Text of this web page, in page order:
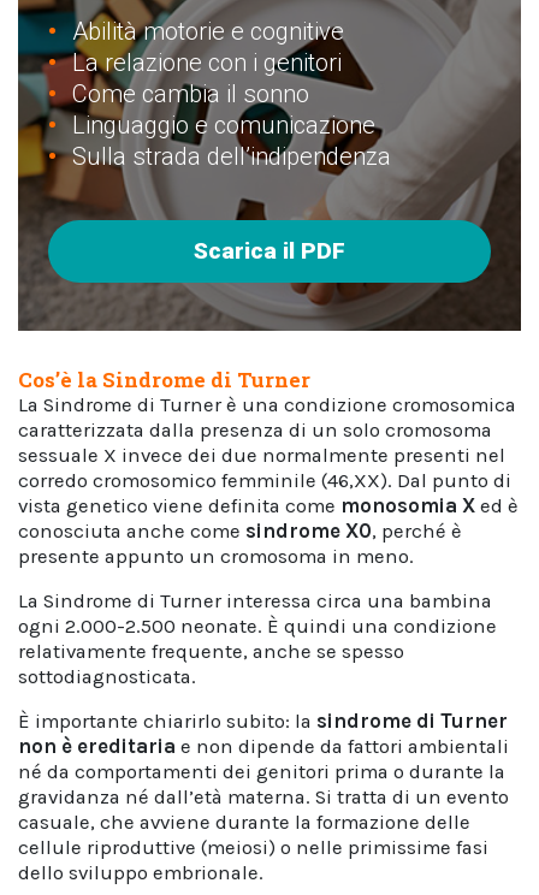
Abilità motorie e cognitive
La relazione con i genitori
Come cambia il sonno
Linguaggio e comunicazione
Sulla strada dell’indipendenza
Scarica il PDF
Cos’è la Sindrome di Turner
La Sindrome di Turner è una condizione cromosomica
caratterizzata dalla presenza di un solo cromosoma
sessuale X invece dei due normalmente presenti nel
corredo cromosomico femminile (46,XX). Dal punto di
vista genetico viene definita come monosomia X ed è
conosciuta anche come sindrome X0, perché è
presente appunto un cromosoma in meno.
La Sindrome di Turner interessa circa una bambina
ogni 2.000-2.500 neonate. È quindi una condizione
relativamente frequente, anche se spesso
sottodiagnosticata.
È importante chiarirlo subito: la sindrome di Turner
non è ereditaria e non dipende da fattori ambientali
né da comportamenti dei genitori prima o durante la
gravidanza né dall’età materna. Si tratta di un evento
casuale, che avviene durante la formazione delle
cellule riproduttive (meiosi) o nelle primissime fasi
dello sviluppo embrionale.